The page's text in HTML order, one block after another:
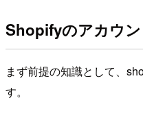
Shopifyのアカウン
まず前提の知識として、
す。